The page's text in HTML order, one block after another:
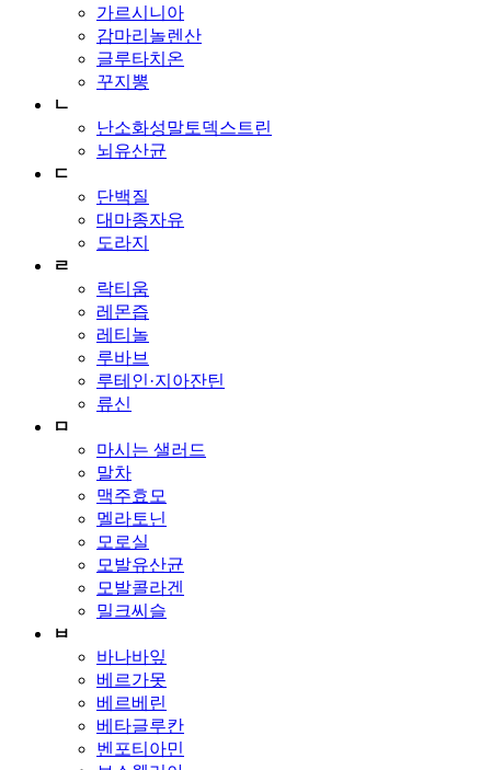
가르시니아
감마리놀렌산
글루타치온
꾸지뽕
ㄴ
난소화성말토덱스트린
뇌유산균
ㄷ
단백질
대마종자유
도라지
ㄹ
락티움
레몬즙
레티놀
루바브
루테인·지아잔틴
류신
ㅁ
마시는 샐러드
말차
맥주효모
멜라토닌
모로실
모발유산균
모발콜라겐
밀크씨슬
ㅂ
바나바잎
베르가못
베르베린
베타글루칸
벤포티아민